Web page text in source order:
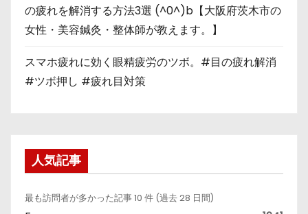
の疲れを解消する方法3選 (^0^)b【大阪府茨木市の
女性・美容鍼灸・整体師が教えます。】
スマホ疲れに効く眼精疲労のツボ。#目の疲れ解消
#ツボ押し #疲れ目対策
人気記事
最も訪問者が多かった記事 10 件 (過去 28 日間)